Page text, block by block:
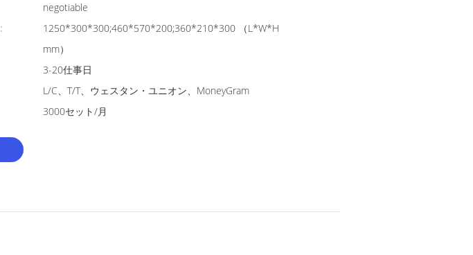
negotiable
1250*300*300;460*570*200;360*210*300 （L*W*H
mm）
3-20仕事日
L/C、T/T、ウェスタン・ユニオン、MoneyGram
3000セット/月